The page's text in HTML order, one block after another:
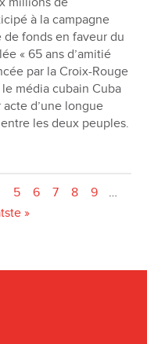
à la campagne
fonds en faveur du
« 65 ans d’amitié
par la Croix-Rouge
média cubain Cuba
acte d’une longue
les deux peuples.
5 6 7 8 9
…
»